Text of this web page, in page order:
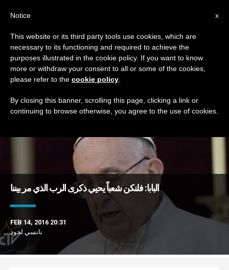
DAY
February 14th, 2016
DERNIÈRES NOUVELLES
البابا: فلنكن شعباً يحيي ذكرى الرب الذي مر بيننا
FEB 14, 2016 20:31
نانسي لحود
x
Notice
This website or its third party tools use cookies, which are
necessary to its functioning and required to achieve the
purposes illustrated in the cookie policy. If you want to know
more or withdraw your consent to all or some of the cookies,
please refer to the cookie policy
By closing this banner, scrolling this page, clicking a link or
continuing to browse otherwise, you agree to the use of cookies.